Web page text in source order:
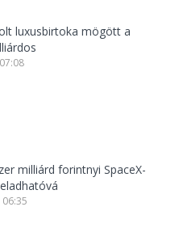
luxusbirtoka mögött a
milliárd forintnyi SpaceX-